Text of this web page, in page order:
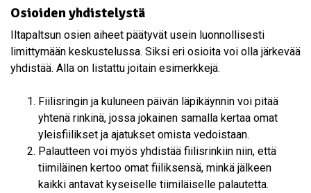
Osioiden yhdistelystä
Iltapaltsun osien aiheet päätyvät usein luonnollisesti
limittymään keskustelussa. Siksi eri osioita voi olla järkevää
yhdistää. Alla on listattu joitain esimerkkejä.
Fiilisringin ja kuluneen päivän läpikäynnin voi pitää
yhtenä rinkinä, jossa jokainen samalla kertaa omat
yleisfiilikset ja ajatukset omista vedoistaan.
Palautteen voi myös yhdistää fiilisrinkiin niin, että
tiimiläinen kertoo omat fiiliksensä, minkä jälkeen
kaikki antavat kyseiselle tiimiläiselle palautetta.